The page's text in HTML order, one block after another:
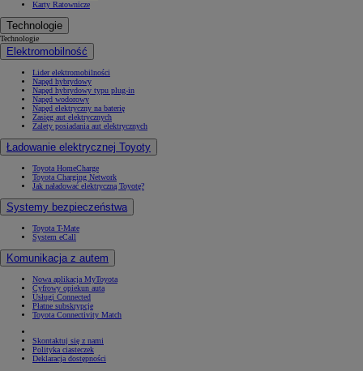
Karty Ratownicze
Technologie
Technologie
Elektromobilność
Lider elektromobilności
Napęd hybrydowy
Napęd hybrydowy typu plug-in
Napęd wodorowy
Napęd elektryczny na baterię
Zasięg aut elektrycznych
Zalety posiadania aut elektrycznych
Ładowanie elektrycznej Toyoty
Toyota HomeCharge
Toyota Charging Network
Jak naładować elektryczną Toyotę?
Systemy bezpieczeństwa
Toyota T-Mate
System eCall
Komunikacja z autem
Nowa aplikacja MyToyota
Cyfrowy opiekun auta
Usługi Connected
Płatne subskrypcje
Toyota Connectivity Match
Skontaktuj się z nami
Polityka ciasteczek
Deklaracja dostępności